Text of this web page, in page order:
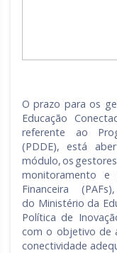
O prazo para os
Educação
referente ao
(PDDE), está
módulo, os
monitoramento e
Financeira
do Ministério da
Política de
com o objetivo de
conectividade